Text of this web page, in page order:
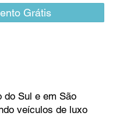
Grátis
do Sul e em São
veículos de luxo